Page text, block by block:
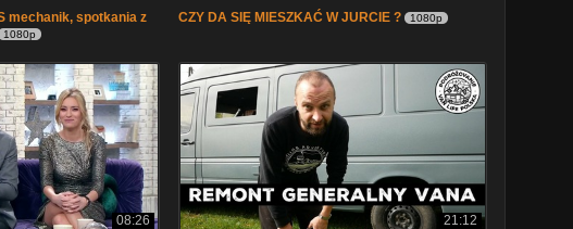
mechanik, spotkania z
1080p
CZY DA SIĘ MIESZKAĆ W JURCIE ? 1080p
08:26 21:12